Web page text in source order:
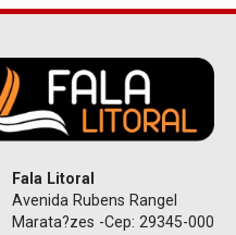
Fala Litoral
Avenida Rubens Rangel
Marata?zes -Cep: 29345-000